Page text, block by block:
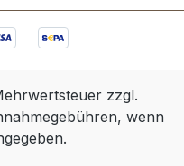
zzgl.
wenn